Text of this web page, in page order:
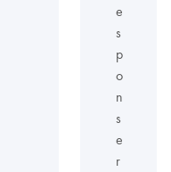
e
s
p
o
n
s
e
r